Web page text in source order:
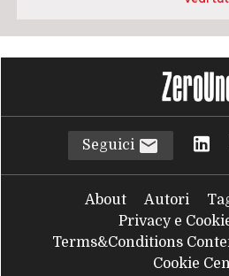
Seguici
About Autori
Privacy e
Terms&Conditions
Cookie